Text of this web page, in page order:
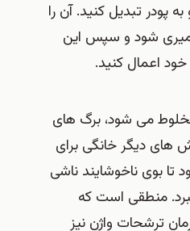
پودر تبدیل کنید. آن را
شود و سپس این
اعمال کنید.
می شود، برگ های
های دیگر خانگی برای
بوی ناخوشایند ناشی
ببرد. منطقی است که
ترشحات واژن نیز